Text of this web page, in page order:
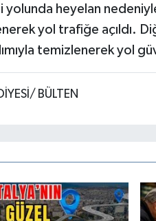
yolunda heyelan
yol trafiğe açıldı.
temizlenerek yol
BÜLTEN